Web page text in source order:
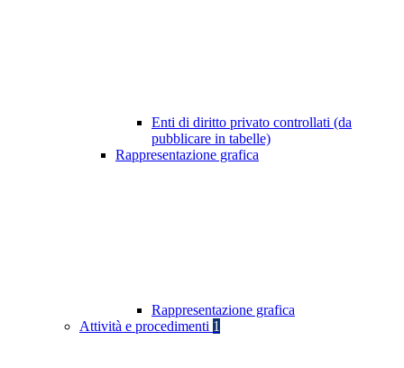
Enti di diritto privato controllati (da
pubblicare in tabelle)
Rappresentazione grafica
Rappresentazione grafica
Attività e procedimenti 1